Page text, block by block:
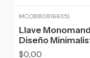
MCO880816635|
Llave
Diseño
$0,00